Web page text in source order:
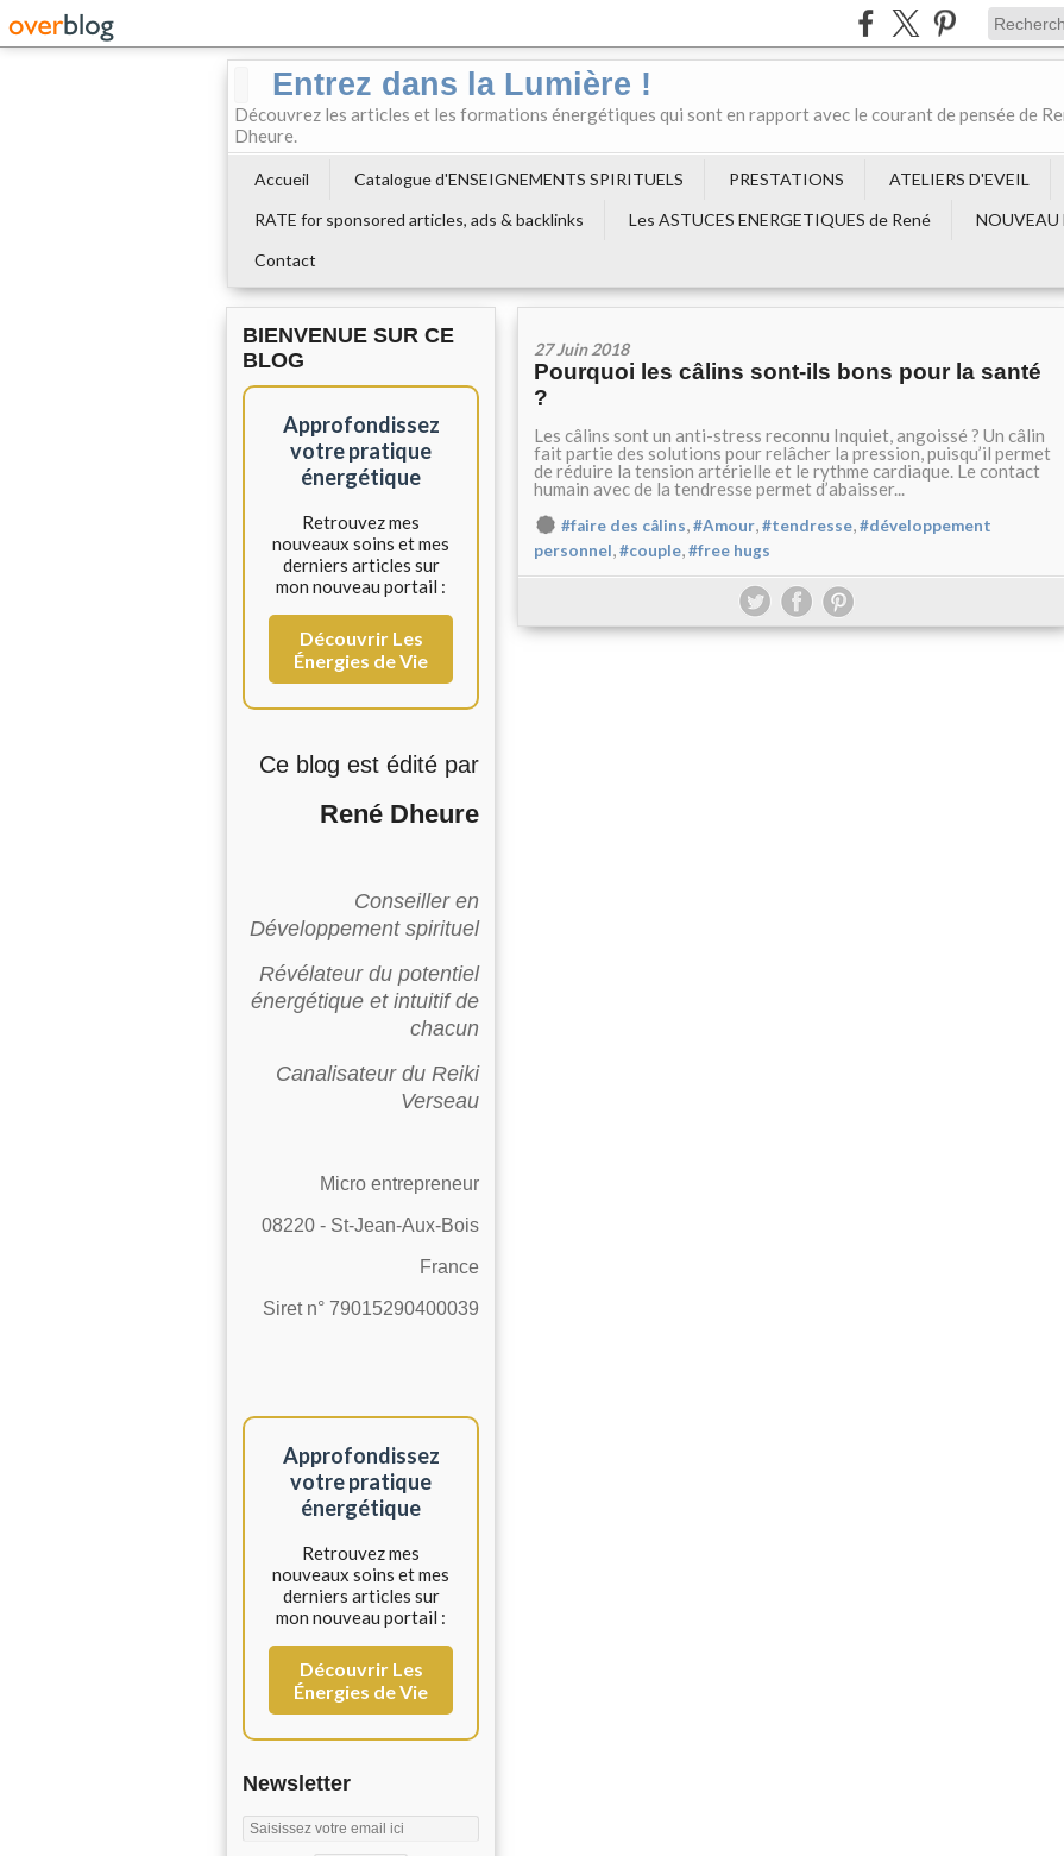
Entrez dans la Lumière !
Découvrez les articles et les formations énergétiques qui sont en rapport avec le courant de pensée de
Dheure.
Accueil Catalogue d'ENSEIGNEMENTS SPIRITUELS PRESTATIONS ATELIERS D'EVEIL
RATE for sponsored articles, ads & backlinks
Les ASTUCES ENERGETIQUES de René NOUVEAU
Contact
BIENVENUE SUR CE
BLOG
Approfondissez
votre pratique
énergétique
Retrouvez mes
nouveaux soins et mes
derniers articles sur
mon nouveau portail :
Découvrir Les
Énergies de Vie
Ce blog est édité par
René Dheure
Conseiller en
Développement spirituel
Révélateur du potentiel
énergétique et intuitif de
chacun
Canalisateur du Reiki
Verseau
Micro entrepreneur
08220 - St-Jean-Aux-Bois
France
Siret n° 79015290400039
Approfondissez
votre pratique
énergétique
Retrouvez mes
nouveaux soins et mes
derniers articles sur
mon nouveau portail :
Découvrir Les
Énergies de Vie
Newsletter
27 Juin 2018
Pourquoi les câlins sont-ils bons pour la santé
?
Les câlins sont un anti-stress reconnu Inquiet, angoissé ? Un câlin
fait partie des solutions pour relâcher la pression, puisqu’il permet
de réduire la tension artérielle et le rythme cardiaque. Le contact
humain avec de la tendresse permet d’abaisser...
#faire des câlins,#Amour,#tendresse,#développement
personnel,#couple,#free hugs